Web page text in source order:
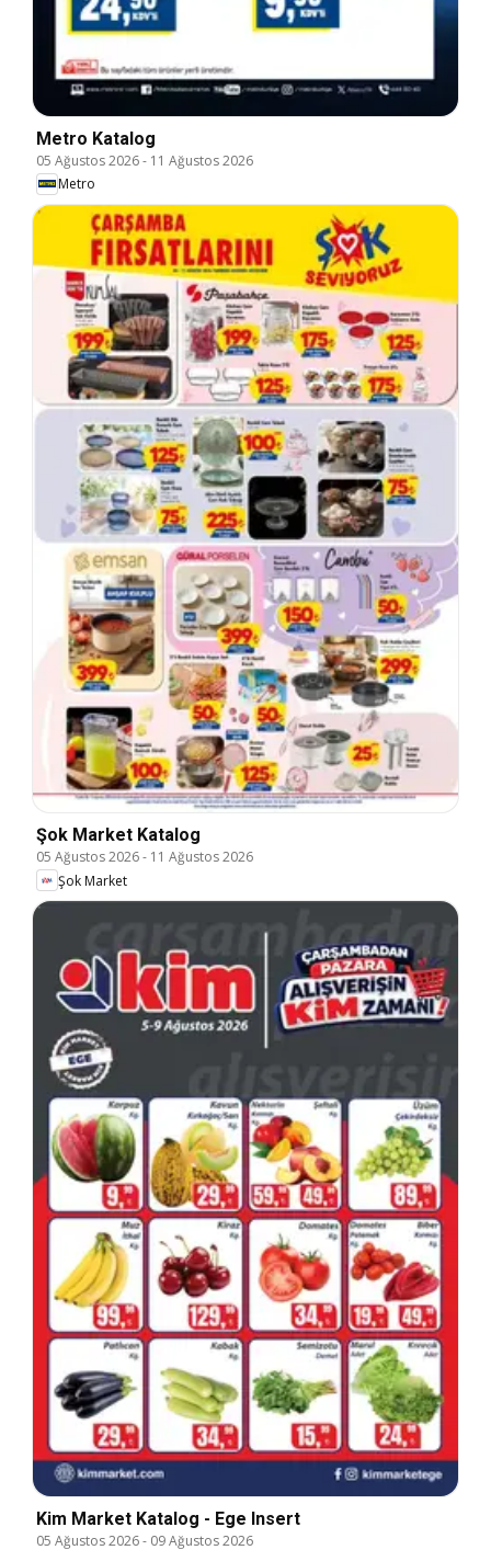
Metro Katalog
05 Ağustos 2026- 11 Ağustos 2026
Metro
Şok Market Katalog
05 Ağustos 2026- 11 Ağustos 2026
Şok Market
Kim Market Katalog - Ege Insert
05 Ağustos 2026- 09 Ağustos 2026